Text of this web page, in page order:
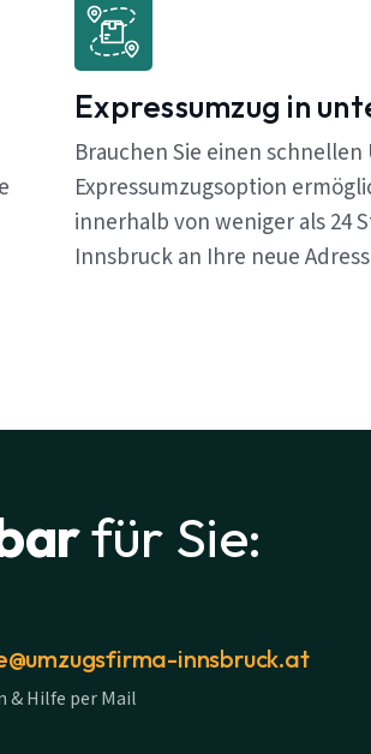
Expressumzug in
Brauchen Sie einen schnellen
Expressumzugsoption
innerhalb von weniger als 24
Innsbruck an Ihre neue
für Sie:
innsbruck.at
& Hilfe per Mail